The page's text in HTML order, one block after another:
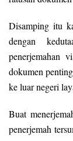
Disamping itu
dengan
penerjemahan
dokumen
ke luar negeri
Buat
penerjemah